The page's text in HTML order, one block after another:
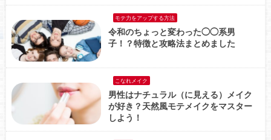
モテ力をアップする方法
令和のちょっと変わった◯◯系男
子！？特徴と攻略法まとめました
こなれメイク
男性はナチュラル（に見える）メイク
が好き？天然風モテメイクをマスター
しよう！